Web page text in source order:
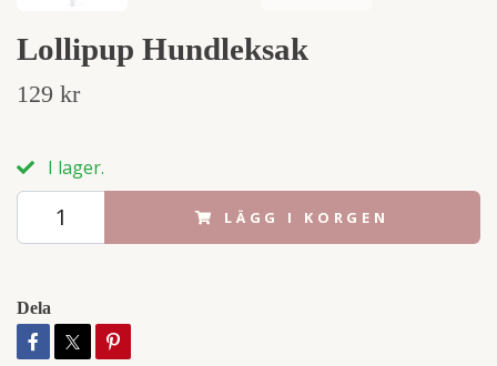
Lollipup Hundleksak
129 kr
I lager.
LÄGG I KORGEN
Dela